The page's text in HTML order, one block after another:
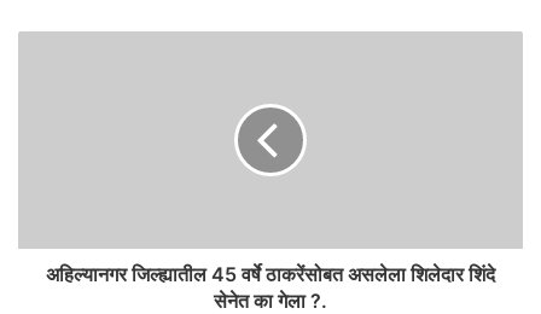
अहिल्यानगर जिल्ह्यातील 45 वर्षे ठाकरेंसोबत असलेला शिलेदार शिंदे
सेनेत का गेला ?.